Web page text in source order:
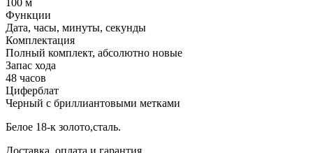
Функции
Дата, часы, минуты, секунды
Комплектация
Полный комплект, абсолютно новые
Запас хода
48 часов
Циферблат
Черный с бриллиантовыми метками
Белое 18-к золото,сталь.
Доставка, оплата и гарантия